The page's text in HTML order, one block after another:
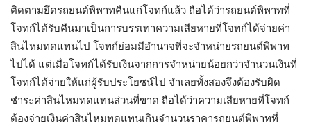
ติดตามยึดรถยนต์พิพาทคืนแก่โจทก์แล้ว ถือได้ว่ารถยนต์พิพาทที่
โจทก์ได้รับคืนมาเป็นการบรรเทาความเสียหายที่โจทก์ได้จ่ายค่า
สินไหมทดแทนไป โจทก์ย่อมมีอำนาจที่จะจำหน่ายรถยนต์พิพาท
ไปได้ แต่เมื่อโจทก์ได้รับเงินจากการจำหน่ายน้อยกว่าจำนวนเงินที่
โจทก์ได้จ่ายให้แก่ผู้รับประโยชน์ไป จำเลยทั้งสองจึงต้องรับผิด
ชำระค่าสินไหมทดแทนส่วนที่ขาด ถือได้ว่าความเสียหายที่โจทก์
ต้องจ่ายเงินค่าสินไหมทดแทนเกินจำนวนราคารถยนต์พิพาทที่